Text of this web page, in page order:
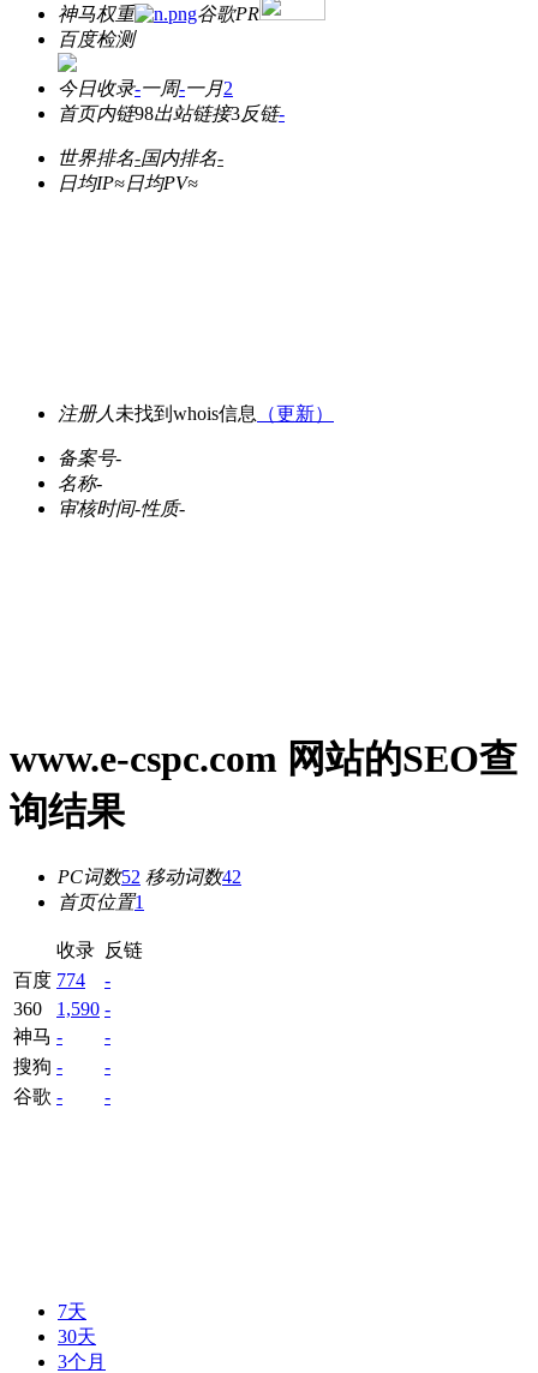
神马权重
谷歌PR
百度检测
今日收录-一周-一月2
首页内链98出站链接3反链-
世界排名-国内排名-
日均IP≈日均PV≈
注册人 未找到whois信息 （更新）
备案号-
名称-
审核时间-性质-
www.e-cspc.com 网站的SEO查
询结果
PC词数52 移动词数42
首页位置1
收录 反链
百度 774
-
360
1,590 -
神马 -
-
搜狗 -
-
谷歌 - -
7天
30天
3个月